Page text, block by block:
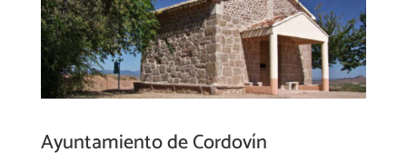
Ayuntamiento de Cordovín